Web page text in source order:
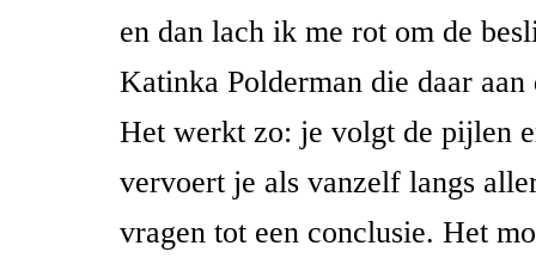
en dan lach ik me rot om de
Katinka Polderman die daar aan
Het werkt zo: je volgt de pijlen
vervoert je als vanzelf langs
vragen tot een conclusie. Het